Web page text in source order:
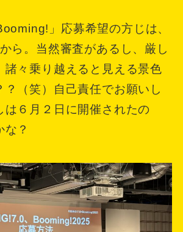
」応募希望の方じは、
ら。当然審査があるし、厳し
諸々乗り越えると見える景色
？（笑）自己責任でお願いし
は６月２日に開催されたの
？